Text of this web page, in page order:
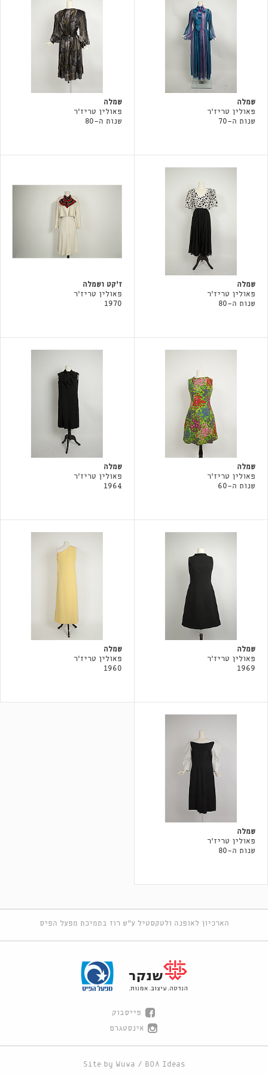
שמלה
פאולין טריז'ר
שנות ה-70
שמלה
פאולין טריז'ר
שנות ה-80
שמלה
פאולין טריז'ר
שנות ה-80
ז׳קט ושמלה
פאולין טריז'ר
1970
שמלה
פאולין טריז'ר
שנות ה-60
שמלה
פאולין טריז'ר
1964
שמלה
פאולין טריז'ר
1969
שמלה
פאולין טריז'ר
1960
שמלה
פאולין טריז'ר
שנות ה-80
הארכיון לאופנה ולטקסטיל ע"ש רוז בתמיכת מפעל הפיס
פייסבוק
אינסטגרם
Site by Wuwa / BOA Ideas